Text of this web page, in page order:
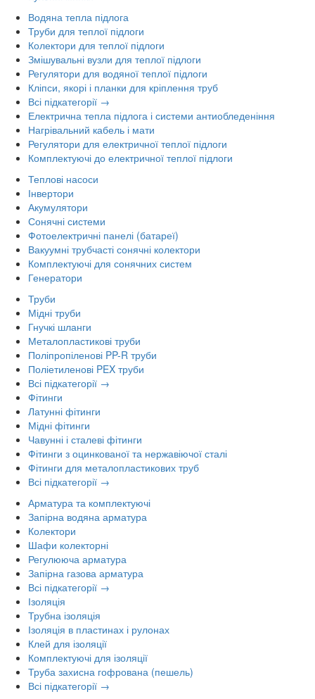
Водяна тепла підлога
Труби для теплої підлоги
Колектори для теплої підлоги
Змішувальні вузли для теплої підлоги
Регулятори для водяної теплої підлоги
Кліпси, якорі і планки для кріплення труб
Всі підкатегорії →
Електрична тепла підлога і системи антиобледеніння
Нагрівальний кабель і мати
Регулятори для електричної теплої підлоги
Комплектуючі до електричної теплої підлоги
Теплові насоси
Інвертори
Акумулятори
Сонячні системи
Фотоелектричні панелі (батареї)
Вакуумні трубчасті сонячні колектори
Комплектуючі для сонячних систем
Генератори
Труби
Мідні труби
Гнучкі шланги
Металопластикові труби
Поліпропіленові PP-R труби
Поліетиленові PEX труби
Всі підкатегорії →
Фітинги
Латунні фітинги
Мідні фітинги
Чавунні і сталеві фітинги
Фітинги з оцинкованої та нержавіючої сталі
Фітинги для металопластикових труб
Всі підкатегорії →
Арматура та комплектуючі
Запірна водяна арматура
Колектори
Шафи колекторні
Регулююча арматура
Запірна газова арматура
Всі підкатегорії →
Ізоляція
Трубна ізоляція
Ізоляція в пластинах і рулонах
Клей для ізоляції
Комплектуючі для ізоляції
Труба захисна гофрована (пешель)
Всі підкатегорії →